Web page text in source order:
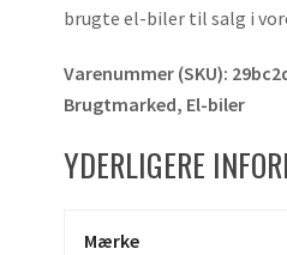
brugte el-biler til salg i
Varenummer (SKU):
Brugtmarked, El-biler
YDERLIGERE
Mærke